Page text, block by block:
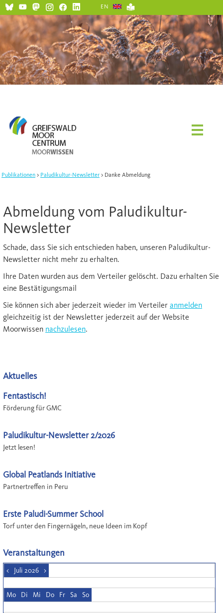
EN
Publikationen Paludikultur-Newsletter Danke Abmeldung
Abmeldung vom Paludikultur-
Newsletter
Schade, dass Sie sich entschieden haben, unseren Paludikultur-
Newsletter nicht mehr zu erhalten.
Ihre Daten wurden aus dem Verteiler gelöscht. Dazu erhalten Sie
eine Bestätigungsmail
Sie können sich aber jederzeit wieder im Verteiler anmelden
gleichzeitig ist der Newsletter jederzeit auf der Website
Moorwissen nachzulesen.
Aktuelles
Fentastisch!
Förderung für GMC
Paludikultur-Newsletter 2/2026
Jetzt lesen!
Global Peatlands Initiative
Partnertreffen in Peru
Erste Paludi-Summer School
Torf unter den Fingernägeln, neue Ideen im Kopf
Veranstaltungen
< Juli 2026 >
Mo Di Mi Do Fr Sa So